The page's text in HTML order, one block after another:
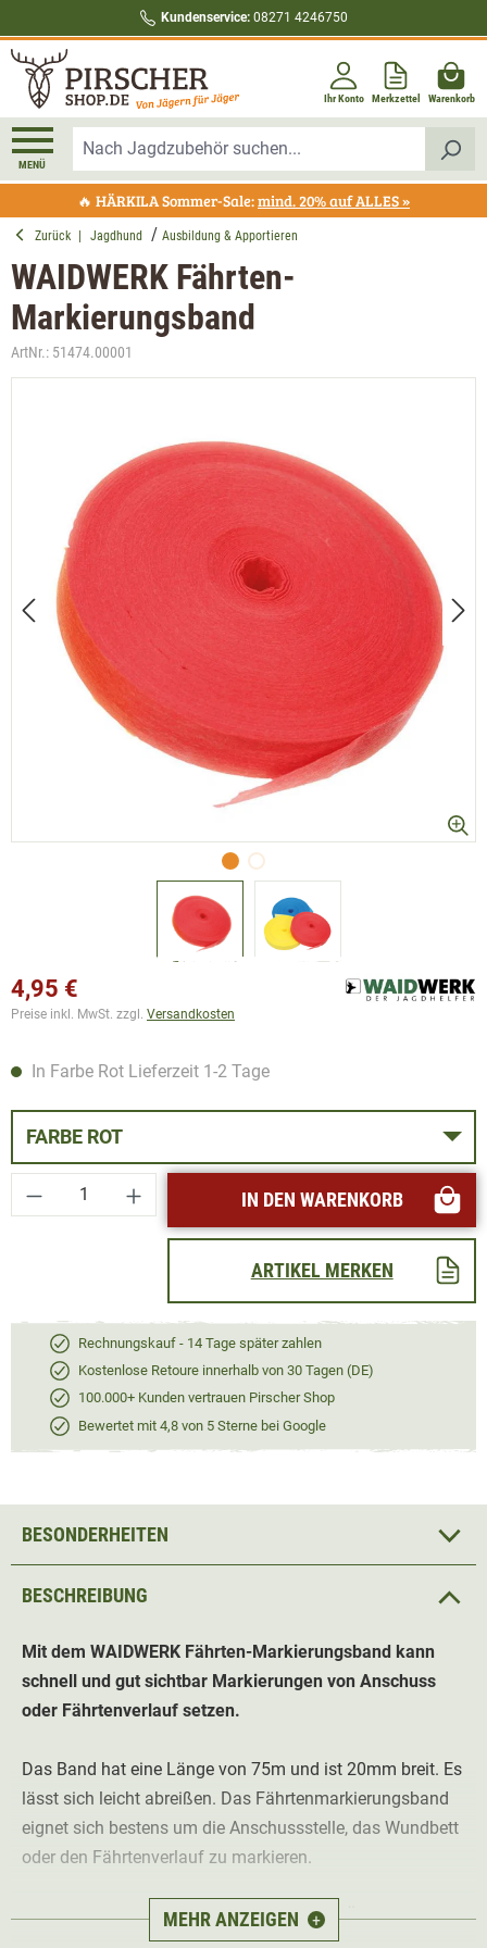
Kundenservice: 08271 4246750
Ihr Konto Merkzettel Warenkorb
MENÜ
🔥 HÄRKILA Sommer-Sale:mind. 20% auf ALLES »
Zurück Jagdhund Ausbildung & Apportieren
WAIDWERK Fährten-
Markierungsband
ArtNr.: 51474.00001
4,95 €
Preise inkl. MwSt. zzgl. Versandkosten
In Farbe Rot Lieferzeit 1-2 Tage
FARBE ROT
Produkt Anzahl: Gib den gewünschten
IN DEN WARENKORB
ARTIKEL MERKEN
Rechnungskauf - 14 Tage später zahlen
Kostenlose Retoure innerhalb von 30 Tagen (DE)
100.000+ Kunden vertrauen Pirscher Shop
Bewertet mit 4,8 von 5 Sterne bei Google
BESCHREIBUNG
Mit dem WAIDWERK Fährten-Markierungsband kann
schnell und gut sichtbar Markierungen von Anschuss
oder Fährtenverlauf setzen.
Das Band hat eine Länge von 75m und ist 20mm breit. Es
lässt sich leicht abreißen. Das Fährtenmarkierungsband
eignet sich bestens um die Anschussstelle, das Wundbett
oder den Fährtenverlauf zu markieren.
Das Band lässt sich leicht und schnell um Äste und
MEHR ANZEIGEN +
BESONDERHEITEN